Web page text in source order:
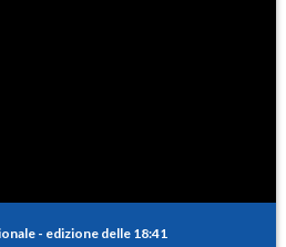
- edizione delle 18:41